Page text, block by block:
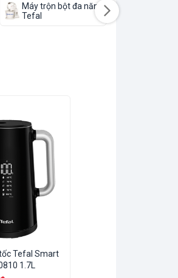
Máy trộn bột đa năng
Tefal
Tefal Smart
1.7L